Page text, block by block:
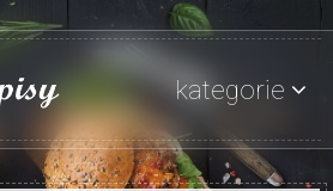
kategorie